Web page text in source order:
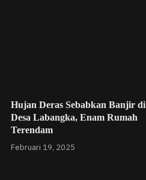
Hujan Deras Sebabkan Banjir di
Desa Labangka, Enam Rumah
Terendam
Februari 19, 2025